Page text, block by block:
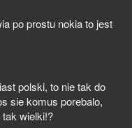
po prostu nokia to jest
polski, to nie tak do
sie komus porebalo,
wielki!?